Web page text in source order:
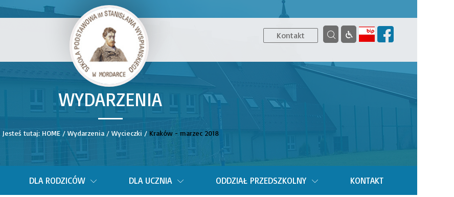
WYDARZENIA
__
Jesteś tutaj: HOME/ Wydarzenia/ Wycieczki / Kraków - marzec 2018
Kontakt
DLA RODZICÓW DLA UCZNIA ODDZIAŁ PRZEDSZKOLNY KONTAKT